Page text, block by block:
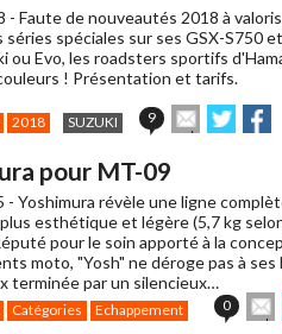
- Faute de nouveautés 2018 à
séries spéciales sur ses GSX-S750
ou Evo, les roadsters sportifs
! Présentation et tarifs.
2018 SUZUKI 9
Envoyer
cet
un
ami
sur sur
pour MT-09
- Yoshimura révèle une ligne
plus esthétique et légère (5,7 kg
pour le soin apporté à la
moto, "Yosh" ne déroge pas à
terminée par un silencieux…
Catégories Echappement 0
cet